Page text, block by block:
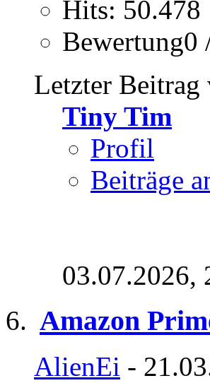
Hits: 50.478
Bewertung0
Letzter Beitrag
Tiny Tim
Profil
Beiträge
03.07.2026,
Amazon
AlienEi -